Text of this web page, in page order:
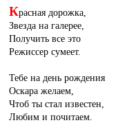
Красная дорожка,
Звезда на галерее,
Получить все это
Режиссер сумеет.
Тебе на день рождения
Оскара желаем,
Чтоб ты стал известен,
Любим и почитаем.